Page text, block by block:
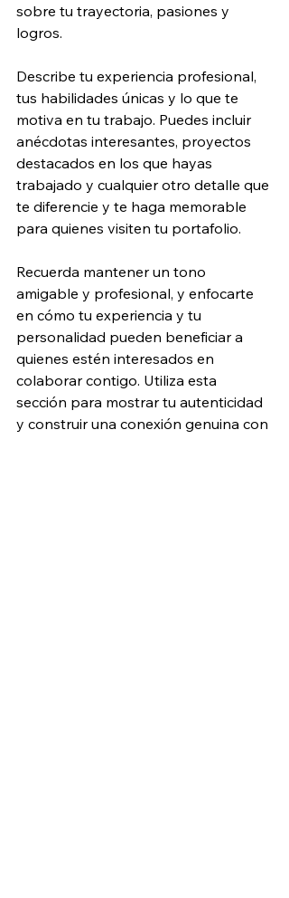
sobre tu trayectoria, pasiones y
logros.
Describe tu experiencia profesional,
tus habilidades únicas y lo que te
motiva en tu trabajo. Puedes incluir
anécdotas interesantes, proyectos
destacados en los que hayas
trabajado y cualquier otro detalle que
te diferencie y te haga memorable
para quienes visiten tu portafolio.
Recuerda mantener un tono
amigable y profesional, y enfocarte
en cómo tu experiencia y tu
personalidad pueden beneficiar a
quienes estén interesados en
colaborar contigo. Utiliza esta
sección para mostrar tu autenticidad
y construir una conexión genuina con